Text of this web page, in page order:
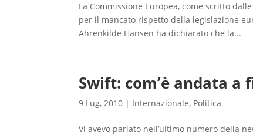
La Commissione Europea, come scritto
per il mancato rispetto della legislazione
Ahrenkilde Hansen ha dichiarato che la...
Swift: com’è andata a
9 Lug, 2010 | Internazionale, Politica
Vi avevo parlato nell’ultimo numero della